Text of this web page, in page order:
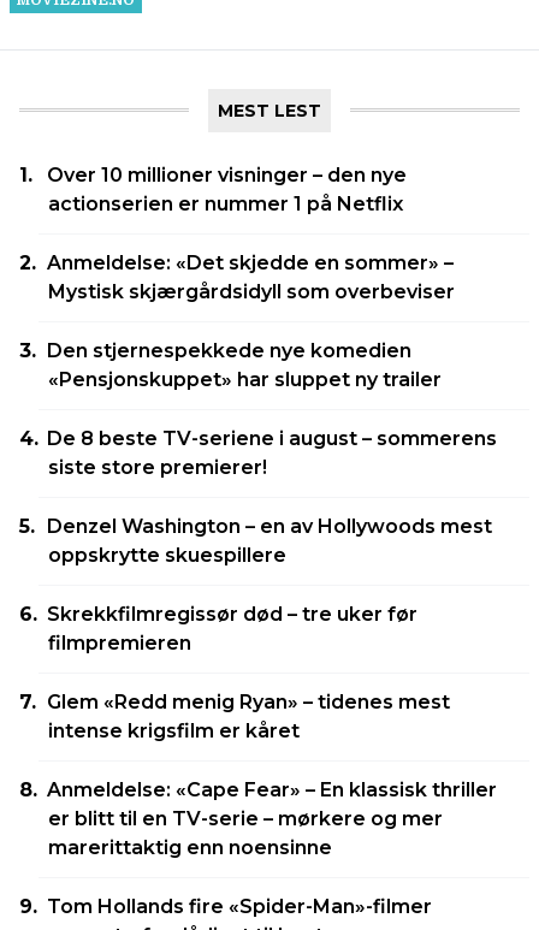
MEST LEST
Over 10 millioner visninger – den nye
actionserien er nummer 1 på Netflix
Anmeldelse: «Det skjedde en sommer» –
Mystisk skjærgårdsidyll som overbeviser
Den stjernespekkede nye komedien
«Pensjonskuppet» har sluppet ny trailer
De 8 beste TV-seriene i august – sommerens
siste store premierer!
Denzel Washington – en av Hollywoods mest
oppskrytte skuespillere
Skrekkfilmregissør død – tre uker før
filmpremieren
Glem «Redd menig Ryan» – tidenes mest
intense krigsfilm er kåret
Anmeldelse: «Cape Fear» – En klassisk thriller
er blitt til en TV-serie – mørkere og mer
marerittaktig enn noensinne
Tom Hollands fire «Spider-Man»-filmer